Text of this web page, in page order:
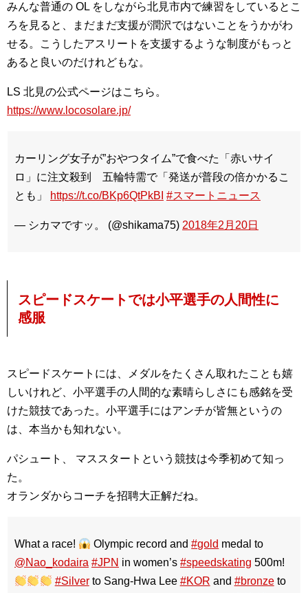
みんな普通の OL をしながら北見市内で練習をしているとこ
ろを見ると、まだまだ支援が潤沢ではないことをうかがわ
せる。こうしたアスリートを支援するような制度がもっと
あると良いのだけれどもな。
LS 北見の公式ページはこちら。
https://www.locosolare.jp/
カーリング女子が”おやつタイム”で食べた「赤いサイ
ロ」に注文殺到 五輪特需で「発送が普段の倍かかるこ
とも」
https://t.co/BKp6QtPkBI #スマートニュース
— シカマですッ。 (@shikama75) 2018年2月20日
スピードスケートでは小平選手の人間性に
感服
スピードスケートには、メダルをたくさん取れたことも嬉
しいけれど、小平選手の人間的な素晴らしさにも感銘を受
けた競技であった。小平選手にはアンチが皆無というの
は、本当かも知れない。
パシュート、 マススタートという競技は今季初めて知っ
た。
オランダからコーチを招聘大正解だね。
What a race! Olympic record and#gold medal to
@Nao_kodaira #JPN in women’s #speedskating 500m!
#Silverto Sang-Hwa Lee #KOR and #bronzeto